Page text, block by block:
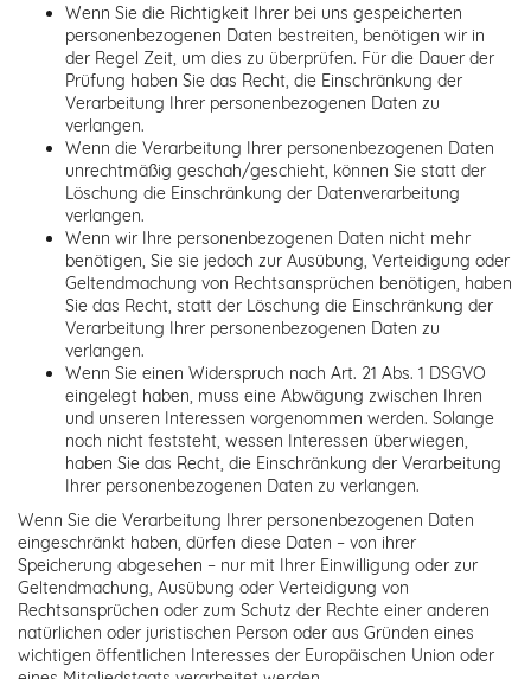
Wenn Sie die Richtigkeit Ihrer bei uns gespeicherten
personenbezogenen Daten bestreiten, benötigen wir in
der Regel Zeit, um dies zu überprüfen. Für die Dauer der
Prüfung haben Sie das Recht, die Einschränkung der
Verarbeitung Ihrer personenbezogenen Daten zu
verlangen.
Wenn die Verarbeitung Ihrer personenbezogenen Daten
unrechtmäßig geschah/geschieht, können Sie statt der
Löschung die Einschränkung der Datenverarbeitung
verlangen.
Wenn wir Ihre personenbezogenen Daten nicht mehr
benötigen, Sie sie jedoch zur Ausübung, Verteidigung oder
Geltendmachung von Rechtsansprüchen benötigen, haben
Sie das Recht, statt der Löschung die Einschränkung der
Verarbeitung Ihrer personenbezogenen Daten zu
verlangen.
Wenn Sie einen Widerspruch nach Art. 21 Abs. 1 DSGVO
eingelegt haben, muss eine Abwägung zwischen Ihren
und unseren Interessen vorgenommen werden. Solange
noch nicht feststeht, wessen Interessen überwiegen,
haben Sie das Recht, die Einschränkung der Verarbeitung
Ihrer personenbezogenen Daten zu verlangen.
Wenn Sie die Verarbeitung Ihrer personenbezogenen Daten
eingeschränkt haben, dürfen diese Daten – von ihrer
Speicherung abgesehen – nur mit Ihrer Einwilligung oder zur
Geltendmachung, Ausübung oder Verteidigung von
Rechtsansprüchen oder zum Schutz der Rechte einer anderen
natürlichen oder juristischen Person oder aus Gründen eines
wichtigen öffentlichen Interesses der Europäischen Union oder